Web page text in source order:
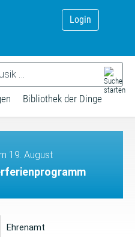
Login
Bibliothek der Dinge
19. August
Ehrenamt